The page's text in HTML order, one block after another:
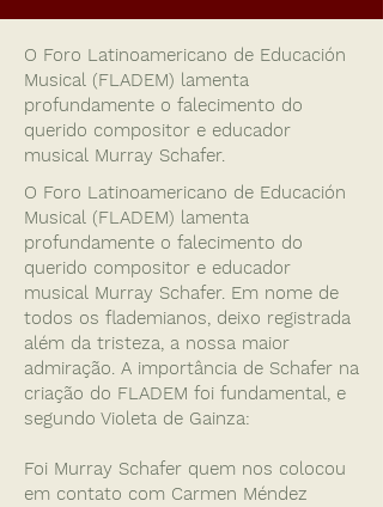
O Foro Latinoamericano de Educación
Musical (FLADEM) lamenta
profundamente o falecimento do
querido compositor e educador
musical Murray Schafer.
O Foro Latinoamericano de Educación
Musical (FLADEM) lamenta
profundamente o falecimento do
querido compositor e educador
musical Murray Schafer. Em nome de
todos os flademianos, deixo registrada
além da tristeza, a nossa maior
admiração. A importância de Schafer na
criação do FLADEM foi fundamental, e
segundo Violeta de Gainza:
Foi Murray Schafer quem nos colocou
em contato com Carmen Méndez